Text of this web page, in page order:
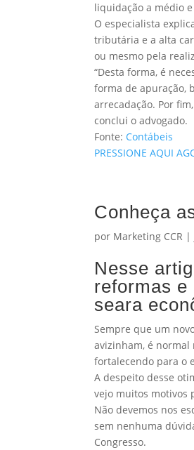
liquidação a médio
O especialista
tributária e a alta
ou mesmo pela
“Desta forma, é
forma de apuração,
arrecadação. Por
conclui o advogado.
Fonte: Contábeis
PRESSIONE AQUI
Conheça
por Marketing CCR |
Nesse
reformas e
seara
Sempre que um
avizinham, é normal
fortalecendo para o
A despeito desse
vejo muitos motivos
Não devemos nos
sem nenhuma
Congresso.